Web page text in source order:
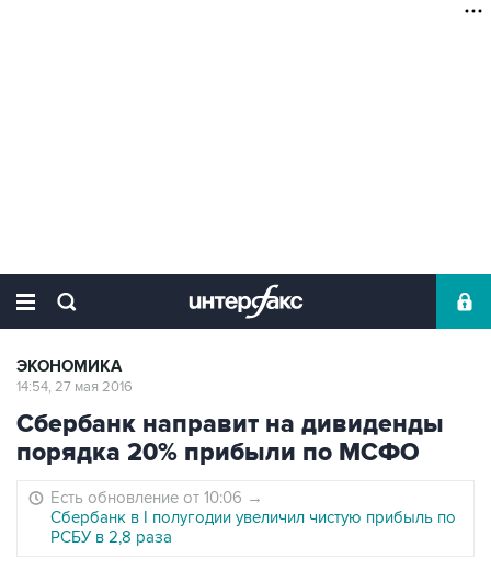
ЭКОНОМИКА
14:54, 27 мая 2016
Сбербанк направит на дивиденды
порядка 20% прибыли по МСФО
Есть обновление от 10:06 →
Сбербанк в I полугодии увеличил чистую прибыль по
РСБУ в 2,8 раза